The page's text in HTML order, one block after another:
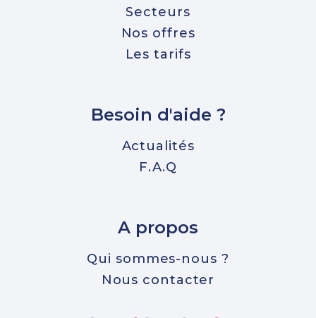
Secteurs
Nos offres
Les tarifs
Besoin d'aide ?
Actualités
F.A.Q
A propos
Qui sommes-nous ?
Nous contacter